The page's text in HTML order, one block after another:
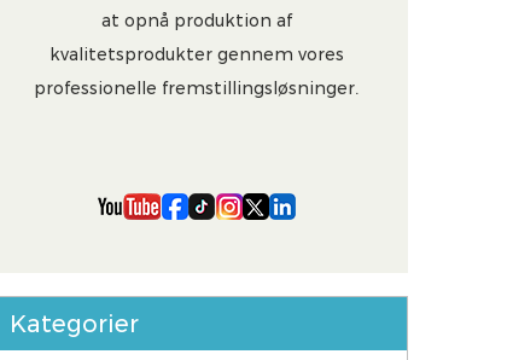
at opnå produktion af
kvalitetsprodukter gennem vores
professionelle fremstillingsløsninger.
Kategorier